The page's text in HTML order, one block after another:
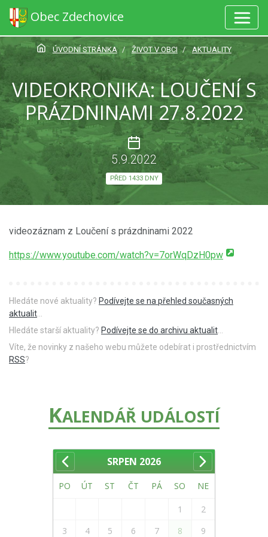
Obec Zdechovice
ÚVODNÍ STRÁNKA ŽIVOT V OBCI AKTUALITY
VIDEOKRONIKA: LOUČENÍ S
PRÁZDNINAMI 27.8.2022
5.9.2022
PŘED 1433 DNY
videozáznam z Loučení s prázdninami 2022
https://www.youtube.com/watch?v=7orWqDzH0pw
Hledáte nové aktuality? Podívejte se na přehled současných
aktualit
Hledáte starší aktuality? Podívejte se do archivu aktualit
Víte, že novinky z našeho webu můžete odebírat i prostřednictvím
RSS?
KALENDÁŘ UDÁLOSTÍ
SRPEN 2026
PO ÚT ST ČT PÁ SO NE
1
2
3
4 5 6 7 8
9